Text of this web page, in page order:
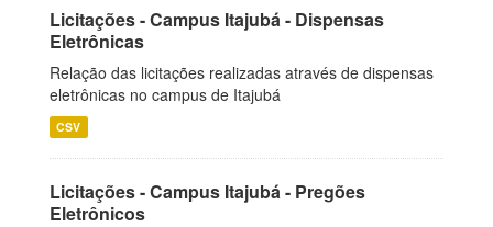
Licitações - Campus Itajubá - Dispensas
Eletrônicas
Relação das licitações realizadas através de dispensas
eletrônicas no campus de Itajubá
CSV
Licitações - Campus Itajubá - Pregões
Eletrônicos